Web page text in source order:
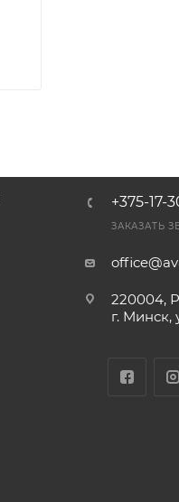
+375-17-
ЗАКАЗАТЬ
220004,
г. Минск,